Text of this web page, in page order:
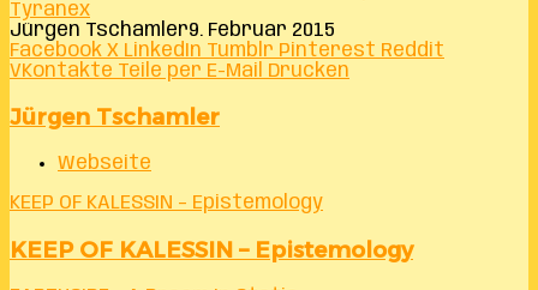
Tyranex
Jürgen Tschamler9. Februar 2015
Facebook X LinkedIn Tumblr Pinterest Reddit
VKontakte Teile per E-Mail Drucken
Jürgen Tschamler
Webseite
KEEP OF KALESSIN – Epistemology
KEEP OF KALESSIN – Epistemology